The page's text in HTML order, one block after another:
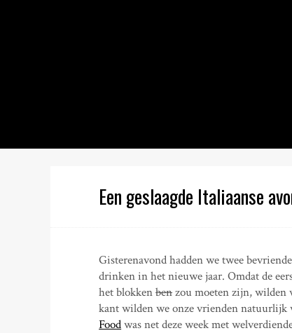
t
Een geslaagde Italiaanse
Gisterenavond hadden we twee
drinken in het nieuwe jaar. Omdat de
het blokkenbenzou moeten zijn, wilden
kant wilden we onze vrienden natuurlijk
Foodwas net deze week met